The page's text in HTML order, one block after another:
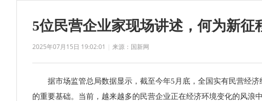
5位民营企业家现场讲述，何为新征
2025年07月15日 19:02:01 | 来源：国新网
据市场监管总局数据显示，截至今年5月底，全国实有民营经济
的重要基础。当前，越来越多的民营企业正在经济环境变化的风